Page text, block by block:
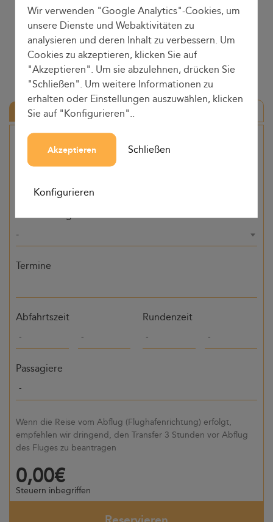
Hin-und Rückfahrt
Herkunft
-
Termine
Abfahrtszeit Rundenzeit
Passagiere
Wenn die Reise vom Abflug (Flughafenrichtung) erfolgt,
empfehlen wir dringend, den Transfer 3 Stunden vor Abflug
des Fluges zu beantragen
0,00€
Steuern inbegriffen
Wir verwenden "Google Analytics"-Cookies, um
unsere Dienste und Webaktivitäten zu
analysieren und deren Inhalt zu verbessern. Um
Cookies zu akzeptieren, klicken Sie auf
"Akzeptieren". Um sie abzulehnen, drücken Sie
"Schließen". Um weitere Informationen zu
erhalten oder Einstellungen auszuwählen, klicken
Sie auf "Konfigurieren"..
Akzeptieren Schließen
Konfigurieren